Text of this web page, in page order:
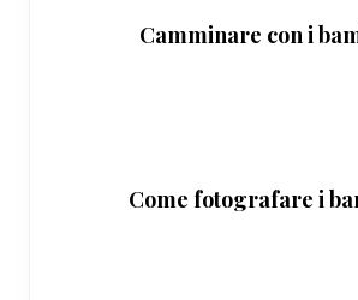
Camminare con i
Come fotografare i